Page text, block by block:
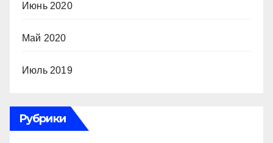
Июнь 2020
Май 2020
Июль 2019
Рубрики